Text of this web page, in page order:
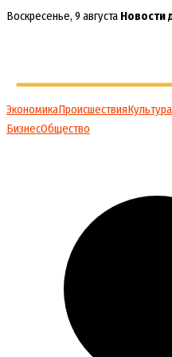
Перейти
Воскресенье, 9 августа Новости
ЭкономикаПроисшествияКультура
БизнесОбщество